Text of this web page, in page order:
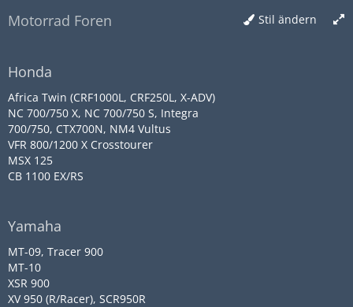
Stil ändern
Motorrad Foren
Honda
Africa Twin (CRF1000L, CRF250L, X-ADV)
NC 700/750 X, NC 700/750 S, Integra
700/750, CTX700N, NM4 Vultus
VFR 800/1200 X Crosstourer
MSX 125
CB 1100 EX/RS
Yamaha
MT-09, Tracer 900
MT-10
XSR 900
XV 950 (R/Racer), SCR950R